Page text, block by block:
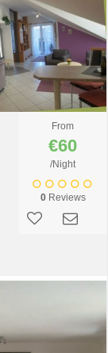
From
€60
/Night
0Reviews